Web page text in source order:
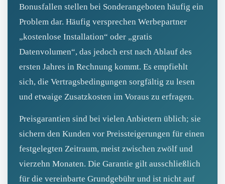
Bonusfallen stellen bei Sonderangeboten häufig ein
Problem dar. Häufig versprechen Werbepartner
„kostenlose Installation“ oder „gratis
Datenvolumen“, das jedoch erst nach Ablauf des
ersten Jahres in Rechnung kommt. Es empfiehlt
sich, die Vertragsbedingungen sorgfältig zu lesen
und etwaige Zusatzkosten im Voraus zu erfragen.
Preisgarantien sind bei vielen Anbietern üblich; sie
sichern den Kunden vor Preissteigerungen für einen
festgelegten Zeitraum, meist zwischen zwölf und
vierzehn Monaten. Die Garantie gilt ausschließlich
für die vereinbarte Grundgebühr und ist nicht auf